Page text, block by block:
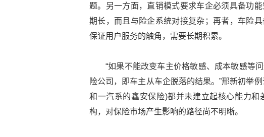
题。另一方面，直销模式要求车企必须具备功
期长，而且与险企系统对接复杂；再者，车险
保证用户服务的触角，需要长期积累。
“如果不能改变车主价格敏感、成本敏感等
险公司，即车主从车企脱落的结果。”邢新初举
和一汽系的鑫安保险)都并未建立起核心能力
构，对保险市场产生影响的路径尚不明晰。